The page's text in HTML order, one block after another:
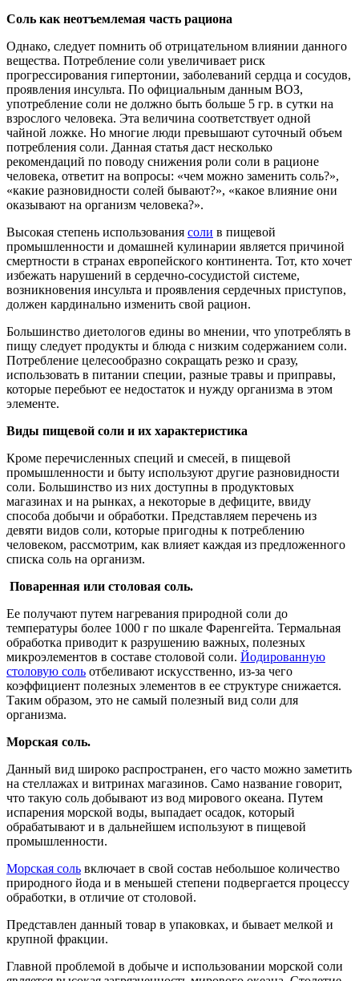
Соль как неотъемлемая часть рациона
Однако, следует помнить об отрицательном влиянии данного
вещества. Потребление соли увеличивает риск
прогрессирования гипертонии, заболеваний сердца и сосудов,
проявления инсульта. По официальным данным ВОЗ,
употребление соли не должно быть больше 5 гр. в сутки на
взрослого человека. Эта величина соответствует одной
чайной ложке. Но многие люди превышают суточный объем
потребления соли. Данная статья даст несколько
рекомендаций по поводу снижения роли соли в рационе
человека, ответит на вопросы: «чем можно заменить соль?»,
«какие разновидности солей бывают?», «какое влияние они
оказывают на организм человека?».
Высокая степень использования соли в пищевой
промышленности и домашней кулинарии является причиной
смертности в странах европейского континента. Тот, кто хочет
избежать нарушений в сердечно-сосудистой системе,
возникновения инсульта и проявления сердечных приступов,
должен кардинально изменить свой рацион.
Большинство диетологов едины во мнении, что употреблять в
пищу следует продукты и блюда с низким содержанием соли.
Потребление целесообразно сокращать резко и сразу,
использовать в питании специи, разные травы и приправы,
которые перебьют ее недостаток и нужду организма в этом
элементе.
Виды пищевой соли и их характеристика
Кроме перечисленных специй и смесей, в пищевой
промышленности и быту используют другие разновидности
соли. Большинство из них доступны в продуктовых
магазинах и на рынках, а некоторые в дефиците, ввиду
способа добычи и обработки. Представляем перечень из
девяти видов соли, которые пригодны к потреблению
человеком, рассмотрим, как влияет каждая из предложенного
списка соль на организм.
Поваренная или столовая соль.
Ее получают путем нагревания природной соли до
температуры более 1000 г по шкале Фаренгейта. Термальная
обработка приводит к разрушению важных, полезных
микроэлементов в составе столовой соли. Йодированную
столовую соль отбеливают искусственно, из-за чего
коэффициент полезных элементов в ее структуре снижается.
Таким образом, это не самый полезный вид соли для
организма.
Морская соль.
Данный вид широко распространен, его часто можно заметить
на стеллажах и витринах магазинов. Само название говорит,
что такую соль добывают из вод мирового океана. Путем
испарения морской воды, выпадает осадок, который
обрабатывают и в дальнейшем используют в пищевой
промышленности.
Морская соль включает в свой состав небольшое количество
природного йода и в меньшей степени подвергается процессу
обработки, в отличие от столовой.
Представлен данный товар в упаковках, и бывает мелкой и
крупной фракции.
Главной проблемой в добыче и использовании морской соли